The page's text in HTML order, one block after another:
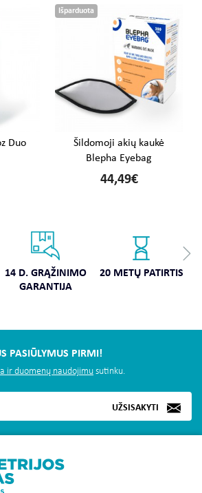
Duo
Išparduota
Šildomoji akių kaukė
Blepha Eyebag
44,49€
14 D. GRĄŽINIMO
GARANTIJA
20 METŲ PATIRTIS
PASIŪLYMUS PIRMI!
UŽSISAKYTI
ir duomenų naudojimu sutinku.